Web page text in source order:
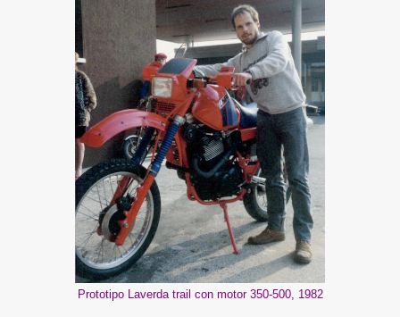
Prototipo Laverda trail con motor 350-500, 1982